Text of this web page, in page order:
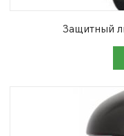
Защитный